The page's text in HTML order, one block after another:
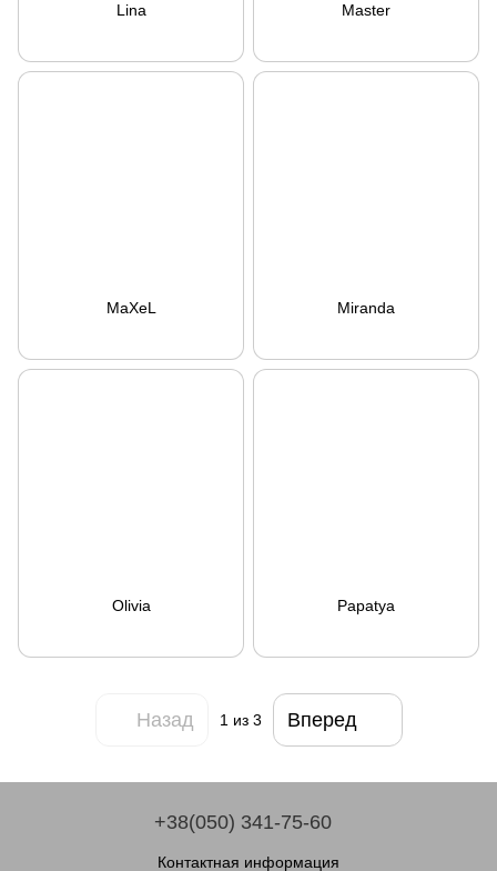
Lina Master
MaXeL Miranda
Olivia Papatya
Назад 1 из 3 Вперед
+38(050) 341-75-60
Контактная информация